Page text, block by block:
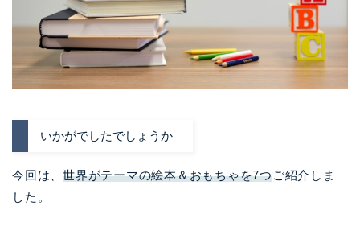
いかがでしたでしょうか
今回は、世界がテーマの絵本＆おもちゃを7つご紹介しま
した。